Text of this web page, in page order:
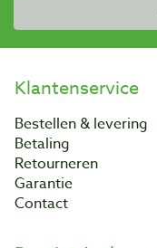
Klantenservice
Bestellen & levering
Betaling
Retourneren
Garantie
Contact